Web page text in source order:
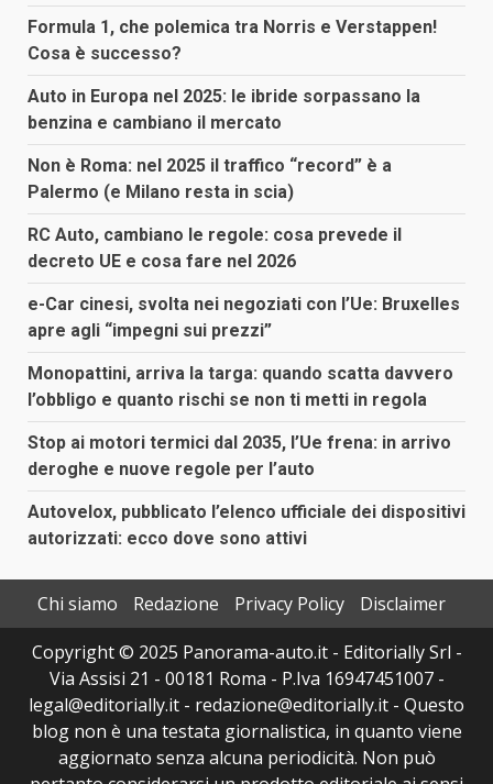
Formula 1, che polemica tra Norris e Verstappen!
Cosa è successo?
Auto in Europa nel 2025: le ibride sorpassano la
benzina e cambiano il mercato
Non è Roma: nel 2025 il traffico “record” è a
Palermo (e Milano resta in scia)
RC Auto, cambiano le regole: cosa prevede il
decreto UE e cosa fare nel 2026
e-Car cinesi, svolta nei negoziati con l’Ue: Bruxelles
apre agli “impegni sui prezzi”
Monopattini, arriva la targa: quando scatta davvero
l’obbligo e quanto rischi se non ti metti in regola
Stop ai motori termici dal 2035, l’Ue frena: in arrivo
deroghe e nuove regole per l’auto
Autovelox, pubblicato l’elenco ufficiale dei dispositivi
autorizzati: ecco dove sono attivi
Chi siamo Redazione Privacy Policy
Disclaimer
Copyright © 2025 Panorama-auto.it - Editorially Srl -
Via Assisi 21 - 00181 Roma - P.Iva 16947451007 -
legal@editorially.it - redazione@editorially.it - Questo
blog non è una testata giornalistica, in quanto viene
aggiornato senza alcuna periodicità. Non può